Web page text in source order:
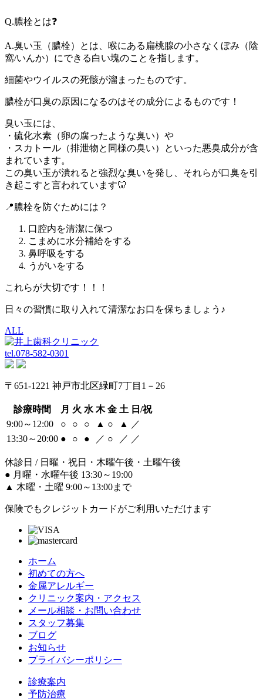
Q.膿栓とは❓
A.臭い玉（膿栓）とは、喉にある扁桃腺の小さなくぼみ（陰
窩/いんか）にできる白い塊のことを指します。
細菌やウイルスの死骸が溜まったものです。
膿栓が口臭の原因になるのはその成分によるものです！
臭い玉には、
・硫化水素（卵の腐ったような臭い）や
・スカトール（排泄物と同様の臭い）といった悪臭成分が含
まれています。
この臭い玉が潰れると強烈な臭いを発し、それらが口臭を引
き起こすと言われています🦷
📍膿栓を防ぐためには？
口腔内を清潔に保つ
こまめに水分補給をする
鼻呼吸をする
うがいをする
これらが大切です！！！
日々の習慣に取り入れて清潔なお口を保ちましょう♪
ALL
tel.078-582-0301
〒651-1221 神戸市北区緑町7丁目1－26
診療時間 月 火 水 木 金 土 日/祝
9:00～12:00
○ ○ ○ ▲ ○ ▲
／
13:30～20:00 ● ○ ● ／ ○ ／ ／
休診日 / 日曜・祝日・木曜午後・土曜午後
● 月曜・水曜午後 13:30～19:00
▲ 木曜・土曜 9:00～13:00まで
保険でもクレジットカードがご利用いただけます
ホーム
初めての方へ
金属アレルギー
クリニック案内・アクセス
メール相談・お問い合わせ
スタッフ募集
ブログ
お知らせ
プライバシーポリシー
診療案内
予防治療